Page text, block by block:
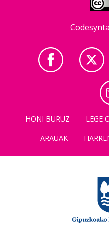
HONI BURUZ LEGE
ARAUAK